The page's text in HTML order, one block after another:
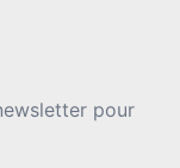
pour